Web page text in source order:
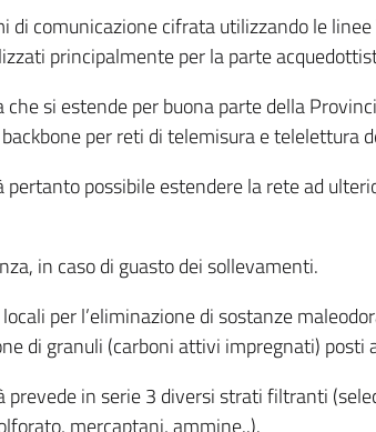
comunicazione cifrata utilizzando le
principalmente per la parte
si estende per buona parte della
per reti di telemisura e telelettura
possibile estendere la rete ad
in caso di guasto dei sollevamenti.
per l’eliminazione di sostanze
di granuli (carboni attivi impregnati) posti
in serie 3 diversi strati filtranti
mercaptani, ammine..).